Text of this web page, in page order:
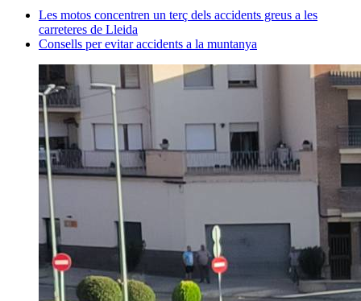
Les motos concentren un terç dels accidents greus a les
carreteres de Lleida
Consells per evitar accidents a la muntanya